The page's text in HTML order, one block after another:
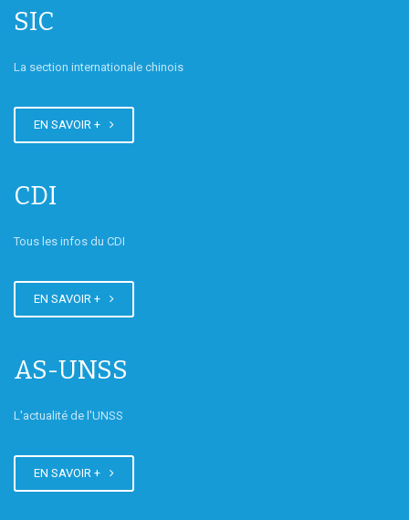
SIC
La section internationale chinois
EN SAVOIR +
CDI
Tous les infos du CDI
EN SAVOIR +
AS-UNSS
L'actualité de l'UNSS
EN SAVOIR +